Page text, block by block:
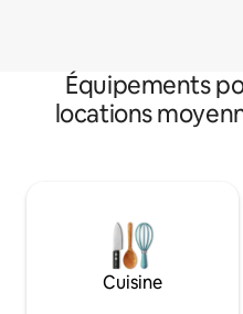
Équipements
locations
Cuisine